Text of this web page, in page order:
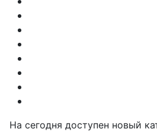
На сегодня доступен новый